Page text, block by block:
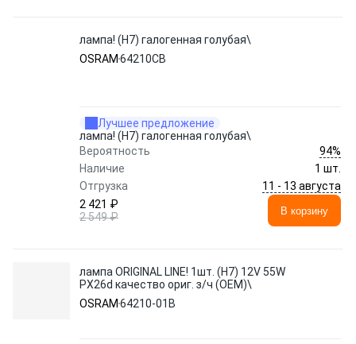
лампа! (H7) галогенная голубая\
OSRAM 64210CB
Лучшее предложение
лампа! (H7) галогенная голубая\
Вероятность
94%
Наличие
1 шт.
Отгрузка
11 - 13 августа
2 421 ₽
2 549 ₽
В корзину
лампа ORIGINAL LINE! 1шт. (H7) 12V 55W
PX26d качество ориг. з/ч (ОЕМ)\
OSRAM 64210-01B